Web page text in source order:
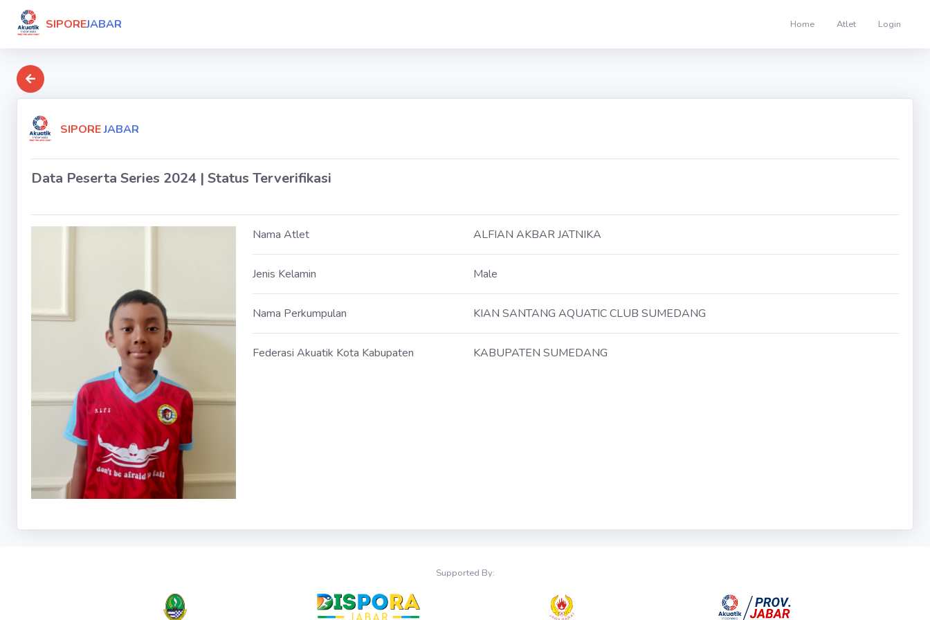
SIPOREJABAR Home Atlet Login
SIPOREJABAR
Data Peserta Series 2024 | Status Terverifikasi
Nama Atlet ALFIAN AKBAR JATNIKA
Jenis Kelamin Male
Nama Perkumpulan KIAN SANTANG AQUATIC CLUB SUMEDANG
Federasi Akuatik Kota Kabupaten KABUPATEN SUMEDANG
Supported By: